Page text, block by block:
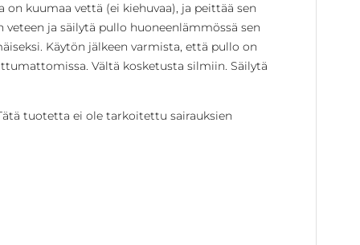
kuumaa vettä (ei kiehuvaa), ja peittää sen
ja säilytä pullo huoneenlämmössä sen
Käytön jälkeen varmista, että pullo on
Vältä kosketusta silmiin. Säilytä
tuotetta ei ole tarkoitettu sairauksien